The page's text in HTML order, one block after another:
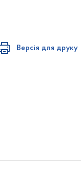
Версія для друку